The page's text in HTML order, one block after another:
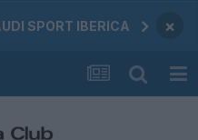
SPORT IBERICA ×